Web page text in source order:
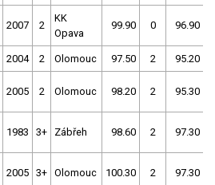
2007 2
KK
Opava
99.90 0 96.90
2004 2 Olomouc 97.50 2 95.20
2005 2 Olomouc 98.20 2 95.30
1983 3+ Zábřeh 98.60 2 97.30
2005 3+ Olomouc 100.30 2 97.30